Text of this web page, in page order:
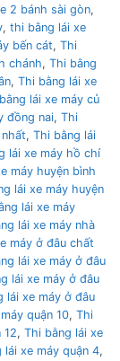
2 bánh sài gòn,
, thi bằng lái xe
bến cát, Thi
chánh, Thi bằng
, Thi bằng lái xe
lái xe máy củ
đồng nai, Thi
, Thi bằng lái
lái xe máy hồ chí
máy huyện bình
lái xe máy huyện
lái xe máy
lái xe máy nhà
máy ở đâu chất
lái xe máy ở đâu
lái xe máy ở đâu
lái xe máy ở đâu
quận 10, Thi
12, Thi bằng lái xe
lái xe máy quận 4,